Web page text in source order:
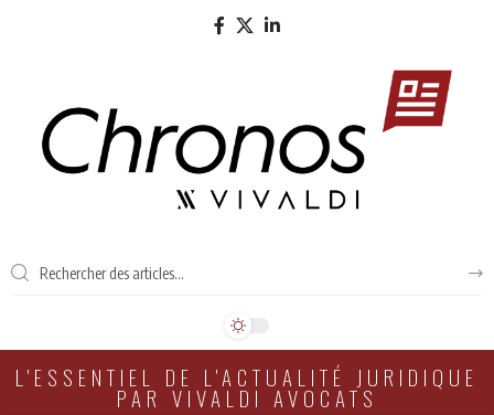
L'ESSENTIEL DE L'ACTUALITÉ JURIDIQUE
PAR VIVALDI AVOCATS